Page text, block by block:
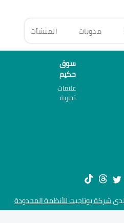
مدونات المنشآت
سوق
حكيم
علامات
تجارية
شركة يوتاجيت للأنظمة المحدودة